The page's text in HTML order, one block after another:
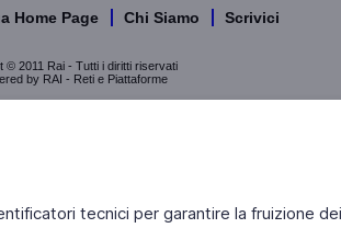
tecnici per garantire la fruizione
Home Page Chi Siamo Scrivici
© 2011 Rai - Tutti i diritti riservati
by RAI - Reti e Piattaforme